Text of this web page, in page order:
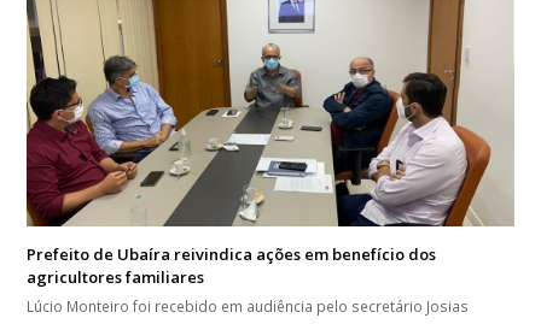
Prefeito de Ubaíra reivindica ações em benefício dos
agricultores familiares
Lúcio Monteiro foi recebido em audiência pelo secretário Josias